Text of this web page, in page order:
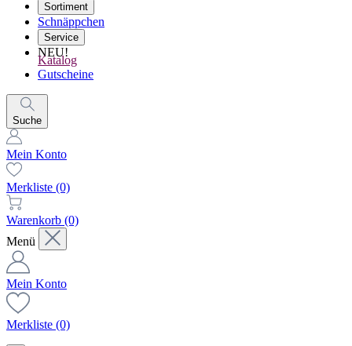
Sortiment
Schnäppchen
Service
NEU!
Katalog
Gutscheine
Suche
Mein Konto
Merkliste (0)
Warenkorb (0)
Menü
Mein Konto
Merkliste (0)